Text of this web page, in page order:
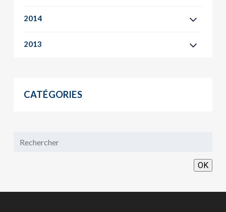
2014
2013
CATÉGORIES
OK